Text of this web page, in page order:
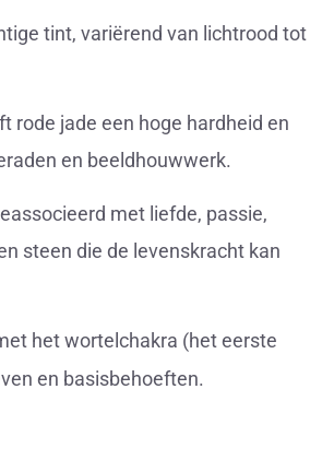
tint, variërend van lichtrood tot
rode jade een hoge hardheid en
en beeldhouwwerk.
met liefde, passie,
steen die de levenskracht kan
het wortelchakra (het eerste
en basisbehoeften.